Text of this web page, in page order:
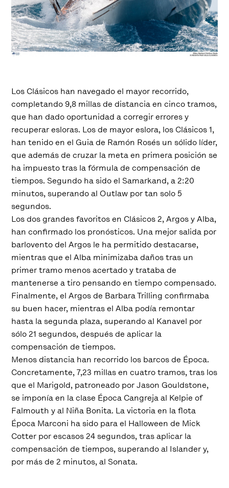
Los Clásicos han navegado el mayor recorrido,
completando 9,8 millas de distancia en cinco tramos,
que han dado oportunidad a corregir errores y
recuperar esloras. Los de mayor eslora, los Clásicos 1,
han tenido en el Guia de Ramón Rosés un sólido líder,
que además de cruzar la meta en primera posición se
ha impuesto tras la fórmula de compensación de
tiempos. Segundo ha sido el Samarkand, a 2:20
minutos, superando al Outlaw por tan solo 5
segundos.
Los dos grandes favoritos en Clásicos 2, Argos y Alba,
han confirmado los pronósticos. Una mejor salida por
barlovento del Argos le ha permitido destacarse,
mientras que el Alba minimizaba daños tras un
primer tramo menos acertado y trataba de
mantenerse a tiro pensando en tiempo compensado.
Finalmente, el Argos de Barbara Trilling confirmaba
su buen hacer, mientras el Alba podía remontar
hasta la segunda plaza, superando al Kanavel por
sólo 21 segundos, después de aplicar la
compensación de tiempos.
Menos distancia han recorrido los barcos de Época.
Concretamente, 7,23 millas en cuatro tramos, tras los
que el Marigold, patroneado por Jason Gouldstone,
se imponía en la clase Época Cangreja al Kelpie of
Falmouth y al Niña Bonita. La victoria en la flota
Época Marconi ha sido para el Halloween de Mick
Cotter por escasos 24 segundos, tras aplicar la
compensación de tiempos, superando al Islander y,
por más de 2 minutos, al Sonata.